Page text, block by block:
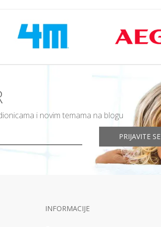
i novim temama na blogu
PRIJAVITE SE
INFORMACIJE